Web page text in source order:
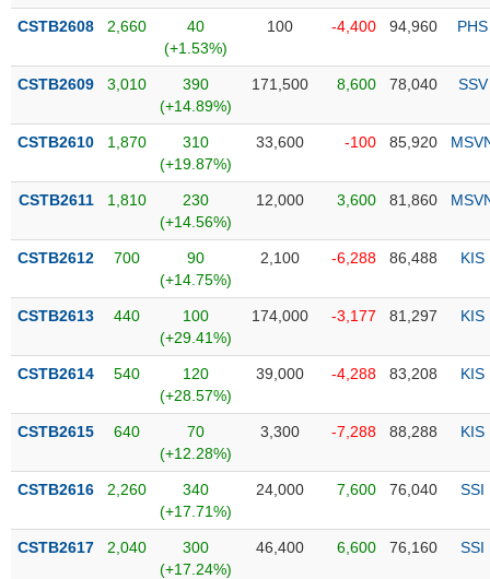
ký
quỹ
Danh
mục
phiếu
chi
Tổng
Giao
Tài
Phân
kỹ
Hồ
CSTB2608 2,660
40
(+1.53%)
100 -4,400 94,960 PHS
CSTB2609 3,010
390
(+14.89%)
171,500 8,600 78,040 SSV
CSTB2610 1,870
310
(+19.87%)
33,600 -100 85,920
CSTB2611 1,810
230
(+14.56%)
12,000 3,600 81,860
CSTB2612 700
90
(+14.75%)
2,100 -6,288 86,488 KIS
CSTB2613 440
100
(+29.41%)
174,000 -3,177 81,297 KIS
CSTB2614 540
120
(+28.57%)
39,000 -4,288 83,208 KIS
CSTB2615 640
70
(+12.28%)
3,300 -7,288 88,288 KIS
CSTB2616 2,260
340
(+17.71%)
24,000 7,600 76,040 SSI
CSTB2617 2,040
300
(+17.24%)
46,400 6,600 76,160 SSI
XUẤT
LIỆU
TIN
(-)
SECTOR
NĂNG
NGUYÊN